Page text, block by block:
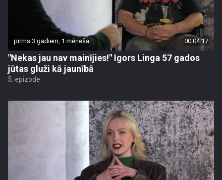
pirms 3 gadiem, 1 mēneša 00:04:17
"Nekas jau nav mainījies!" Igors Linga 57 gados
jūtas gluži kā jaunībā
5. epizode